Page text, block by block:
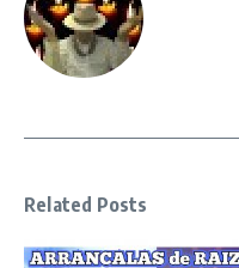
Related Posts